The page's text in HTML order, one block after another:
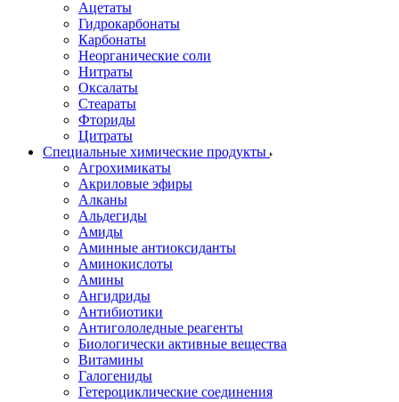
Ацетаты
Гидрокарбонаты
Карбонаты
Неорганические соли
Нитраты
Оксалаты
Стеараты
Фториды
Цитраты
Специальные химические продукты
Агрохимикаты
Акриловые эфиры
Алканы
Альдегиды
Амиды
Аминные антиоксиданты
Аминокислоты
Амины
Ангидриды
Антибиотики
Антигололедные реагенты
Биологически активные вещества
Витамины
Галогениды
Гетероциклические соединения